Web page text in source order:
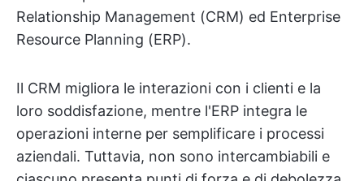
Relationship Management (CRM) ed Enterprise
Resource Planning (ERP).
Il CRM migliora le interazioni con i clienti e la
loro soddisfazione, mentre l'ERP integra le
operazioni interne per semplificare i processi
aziendali. Tuttavia, non sono intercambiabili e